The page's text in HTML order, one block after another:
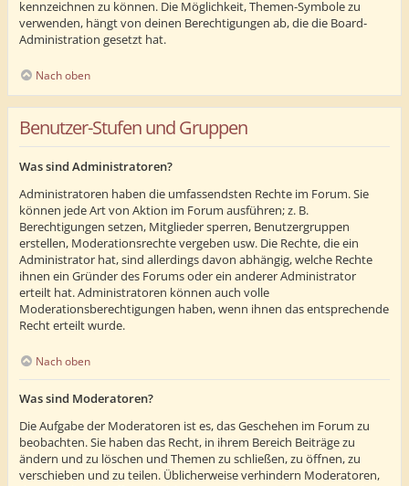
kennzeichnen zu können. Die Möglichkeit, Themen-Symbole zu
verwenden, hängt von deinen Berechtigungen ab, die die Board-
Administration gesetzt hat.
Nach oben
Benutzer-Stufen und Gruppen
Was sind Administratoren?
Administratoren haben die umfassendsten Rechte im Forum. Sie
können jede Art von Aktion im Forum ausführen; z. B.
Berechtigungen setzen, Mitglieder sperren, Benutzergruppen
erstellen, Moderationsrechte vergeben usw. Die Rechte, die ein
Administrator hat, sind allerdings davon abhängig, welche Rechte
ihnen ein Gründer des Forums oder ein anderer Administrator
erteilt hat. Administratoren können auch volle
Moderationsberechtigungen haben, wenn ihnen das entsprechende
Recht erteilt wurde.
Nach oben
Was sind Moderatoren?
Die Aufgabe der Moderatoren ist es, das Geschehen im Forum zu
beobachten. Sie haben das Recht, in ihrem Bereich Beiträge zu
ändern und zu löschen und Themen zu schließen, zu öffnen, zu
verschieben und zu teilen. Üblicherweise verhindern Moderatoren,